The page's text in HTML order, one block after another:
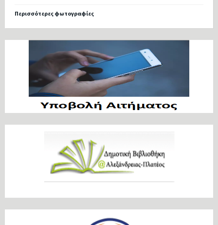
Περισσότερες φωτογραφίες